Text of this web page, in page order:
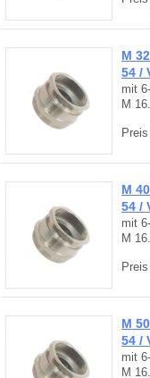
M
54 /
mit
M
M
54 /
mit
M
M
54 /
mit
M